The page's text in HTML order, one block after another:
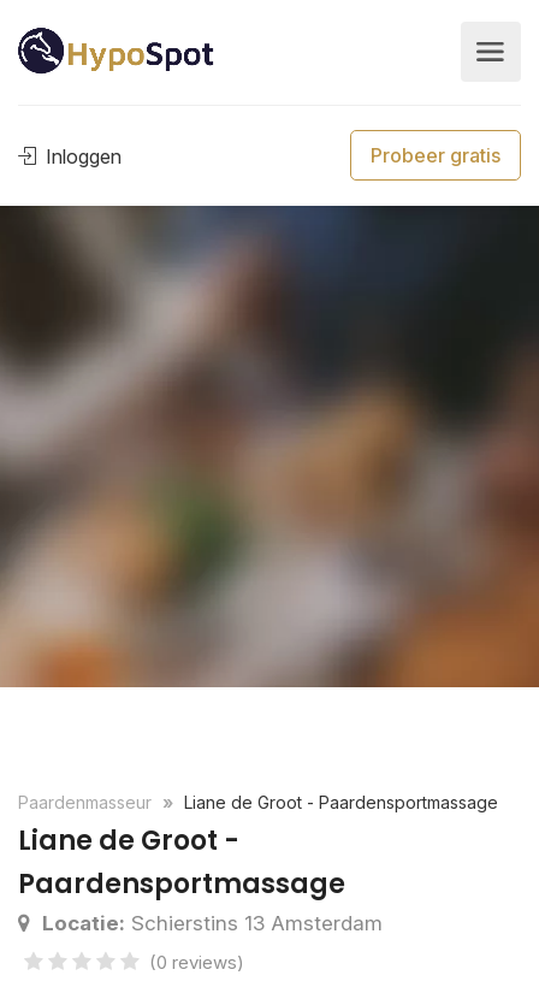
Inloggen Probeer gratis
Paardenmasseur Liane de Groot - Paardensportmassage
Liane de Groot -
Paardensportmassage
Locatie: Schierstins 13 Amsterdam
(0 reviews)